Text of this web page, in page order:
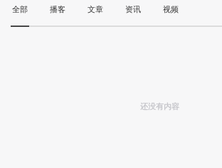
全部 播客 文章 资讯 视频
还没有内容